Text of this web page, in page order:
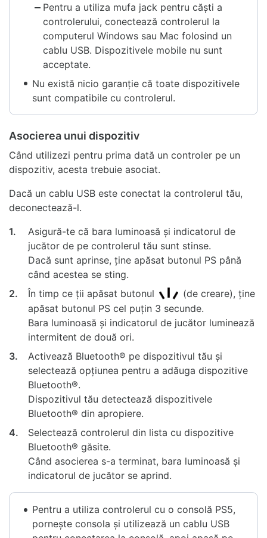
Pentru a utiliza mufa jack pentru căști a
controlerului, conectează controlerul la
computerul Windows sau Mac folosind un
cablu USB. Dispozitivele mobile nu sunt
acceptate.
Nu există nicio garanție că toate dispozitivele
sunt compatibile cu controlerul.
Asocierea unui dispozitiv
Când utilizezi pentru prima dată un controler pe un
dispozitiv, acesta trebuie asociat.
Dacă un cablu USB este conectat la controlerul tău,
deconectează-l.
1.
Asigură-te că bara luminoasă și indicatorul de
jucător de pe controlerul tău sunt stinse.
Dacă sunt aprinse, ține apăsat butonul PS până
când acestea se sting.
2.
În timp ce ții apăsat butonul
(de creare), ține
apăsat butonul PS cel puțin 3 secunde.
Bara luminoasă și indicatorul de jucător luminează
intermitent de două ori.
3.
Activează Bluetooth® pe dispozitivul tău și
selectează opțiunea pentru a adăuga dispozitive
Bluetooth®.
Dispozitivul tău detectează dispozitivele
Bluetooth® din apropiere.
4.
Selectează controlerul din lista cu dispozitive
Bluetooth® găsite.
Când asocierea s-a terminat, bara luminoasă și
indicatorul de jucător se aprind.
Pentru a utiliza controlerul cu o consolă PS5,
pornește consola și utilizează un cablu USB